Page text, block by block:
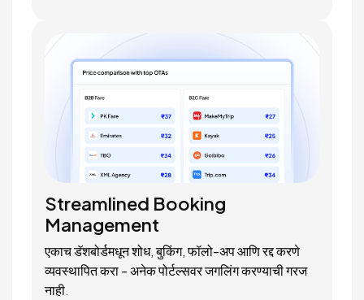
Streamlined Booking
Management
एकाच डॅशबोर्डमधून शोध, बुकिंग, फॉलो-अप आणि रद्द करणे
व्यवस्थापित करा - अनेक पोर्टल्सवर जगलिंग करण्याची गरज
नाही.